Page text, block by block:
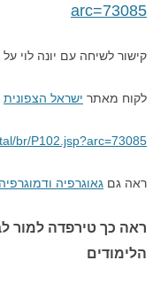
arc=73085
קישור לשיחה עם יונה לוי
לקוח מאתר ישראל הצפונית
br/P102.jsp?arc=73085
ראה גם גאוגרפיה
ראה כך טירפדה למור
הלימודים